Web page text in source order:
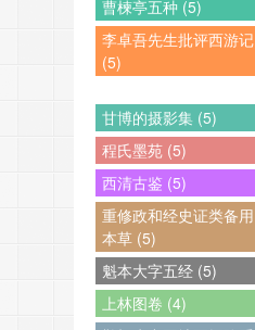
曹楝亭五种 (5)
李卓吾先生批评西游记
(5)
甘博的摄影集 (5)
程氏墨苑 (5)
西清古鉴 (5)
重修政和经史证类备用
本草 (5)
魁本大字五经 (5)
上林图卷 (4)